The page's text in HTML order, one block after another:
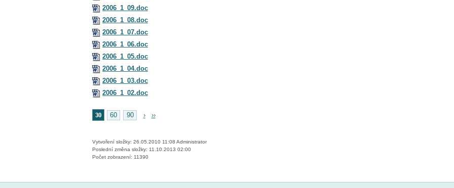
2006_1_09.doc
2006_1_08.doc
2006_1_07.doc
2006_1_06.doc
2006_1_05.doc
2006_1_04.doc
2006_1_03.doc
2006_1_02.doc
30 60 90 › ››
Vytvoření složky: 26.05.2010 11:08 Administrator
Poslední změna složky: 11.10.2013 02:00
Počet zobrazení: 11390